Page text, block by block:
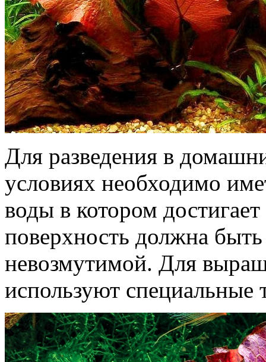
Для разведения в
условиях необходимо
воды в котором
поверхность должна
невозмутимой. Для
используют специальные